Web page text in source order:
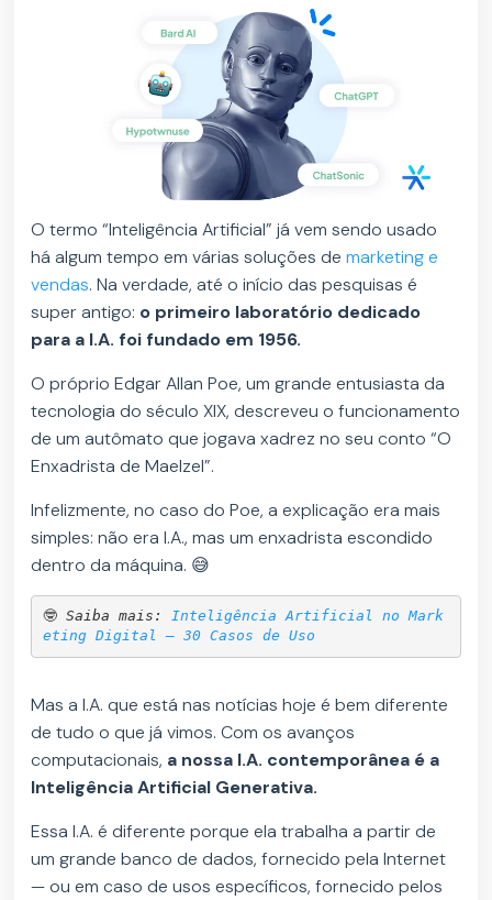
O termo “Inteligência Artificial” já vem sendo usado
há algum tempo em várias soluções demarketing e
vendas. Na verdade, até o início das pesquisas é
super antigo: o primeiro laboratório dedicado
para a I.A. foi fundado em 1956.
O próprio Edgar Allan Poe, um grande entusiasta da
tecnologia do século XIX, descreveu o funcionamento
de um autômato que jogava xadrez no seu conto “O
Enxadrista de Maelzel”.
Infelizmente, no caso do Poe, a explicação era mais
simples: não era I.A., mas um enxadrista escondido
dentro da máquina. 😅
🤓 Saiba mais: Inteligência Artificial no Mark
eting Digital – 30 Casos de Uso
Mas a I.A. que está nas notícias hoje é bem diferente
de tudo o que já vimos. Com os avanços
computacionais, a nossa I.A. contemporânea é a
Inteligência Artificial Generativa.
Essa I.A. é diferente porque ela trabalha a partir de
um grande banco de dados, fornecido pela Internet
— ou em caso de usos específicos, fornecido pelos